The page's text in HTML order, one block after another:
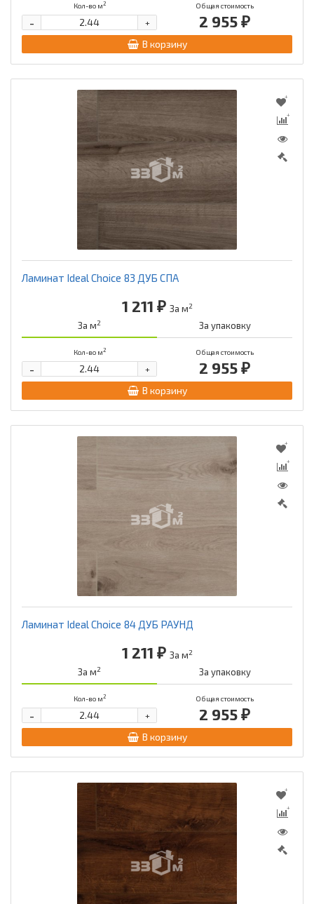
Кол-во м2 Общая стоимость
2 955 ₽
+
-
В корзину
Ламинат Ideal Choice 83 ДУБ СПА
1 211 ₽ За м2
За м2 За упаковку
Кол-во м2 Общая стоимость
2 955 ₽
+
-
В корзину
Ламинат Ideal Choice 84 ДУБ РАУНД
1 211 ₽ За м2
За м2 За упаковку
Кол-во м2 Общая стоимость
2 955 ₽
+
-
В корзину